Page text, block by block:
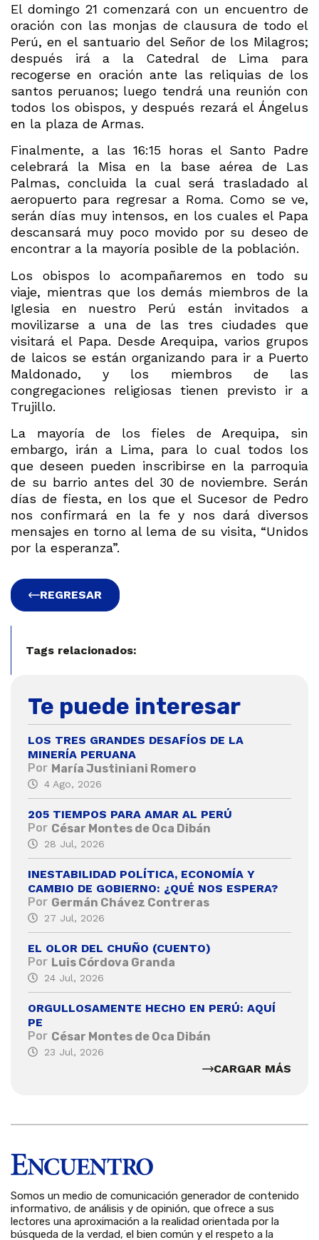
El domingo 21 comenzará con un encuentro de
oración con las monjas de clausura de todo el
Perú, en el santuario del Señor de los Milagros;
después irá a la Catedral de Lima para
recogerse en oración ante las reliquias de los
santos peruanos; luego tendrá una reunión con
todos los obispos, y después rezará el Ángelus
en la plaza de Armas.
Finalmente, a las 16:15 horas el Santo Padre
celebrará la Misa en la base aérea de Las
Palmas, concluida la cual será trasladado al
aeropuerto para regresar a Roma. Como se ve,
serán días muy intensos, en los cuales el Papa
descansará muy poco movido por su deseo de
encontrar a la mayoría posible de la población.
Los obispos lo acompañaremos en todo su
viaje, mientras que los demás miembros de la
Iglesia en nuestro Perú están invitados a
movilizarse a una de las tres ciudades que
visitará el Papa. Desde Arequipa, varios grupos
de laicos se están organizando para ir a Puerto
Maldonado, y los miembros de las
congregaciones religiosas tienen previsto ir a
Trujillo.
La mayoría de los fieles de Arequipa, sin
embargo, irán a Lima, para lo cual todos los
que deseen pueden inscribirse en la parroquia
de su barrio antes del 30 de noviembre. Serán
días de fiesta, en los que el Sucesor de Pedro
nos confirmará en la fe y nos dará diversos
mensajes en torno al lema de su visita, “Unidos
por la esperanza”.
REGRESAR
Tags relacionados:
Te puede interesar
LOS TRES GRANDES DESAFÍOS DE LA
MINERÍA PERUANA
Por María Justiniani Romero
4 Ago, 2026
205 TIEMPOS PARA AMAR AL PERÚ
Por César Montes de Oca Dibán
28 Jul, 2026
INESTABILIDAD POLÍTICA, ECONOMÍA Y
CAMBIO DE GOBIERNO: ¿QUÉ NOS ESPERA?
Por Germán Chávez Contreras
27 Jul, 2026
EL OLOR DEL CHUÑO (CUENTO)
Por Luis Córdova Granda
24 Jul, 2026
ORGULLOSAMENTE HECHO EN PERÚ: AQUÍ
PE
Por César Montes de Oca Dibán
23 Jul, 2026
CARGAR MÁS
Somos un medio de comunicación generador de contenido
informativo, de análisis y de opinión, que ofrece a sus
lectores una aproximación a la realidad orientada por la
búsqueda de la verdad, el bien común y el respeto a la